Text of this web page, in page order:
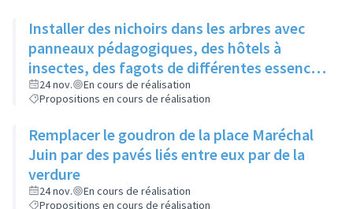
Installer des nichoirs dans les arbres avec
panneaux pédagogiques, des hôtels à
insectes, des fagots de différentes essences
pour stimuler la biodiversité sur la place du
Château à la Roue
24 nov.
En cours de réalisation
Propositions en cours de réalisation
Remplacer le goudron de la place Maréchal
Juin par des pavés liés entre eux par de la
verdure
24 nov.
En cours de réalisation
Propositions en cours de réalisation